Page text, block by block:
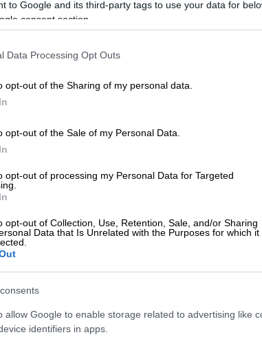
to Google and its third-party tags to use your data for
consent section.
Data Processing Opt Outs
opt-out of the Sharing of my personal data.
opt-out of the Sale of my Personal Data.
opt-out of processing my Personal Data for Targeted
opt-out of Collection, Use, Retention, Sale, and/or Sharing
Data that Is Unrelated with the Purposes for which it
allow Google to enable storage related to advertising like
identifiers in apps.
προσέγγισαν το ταχύπλοο και με χρήση
σκάφος ανέπτυξε
από Κύπρο για Ιταλία ναυάγησαν
7 διακινητές
που έστελνε
λειτουργούσε
των ελιγμών,ο χειριστής για να